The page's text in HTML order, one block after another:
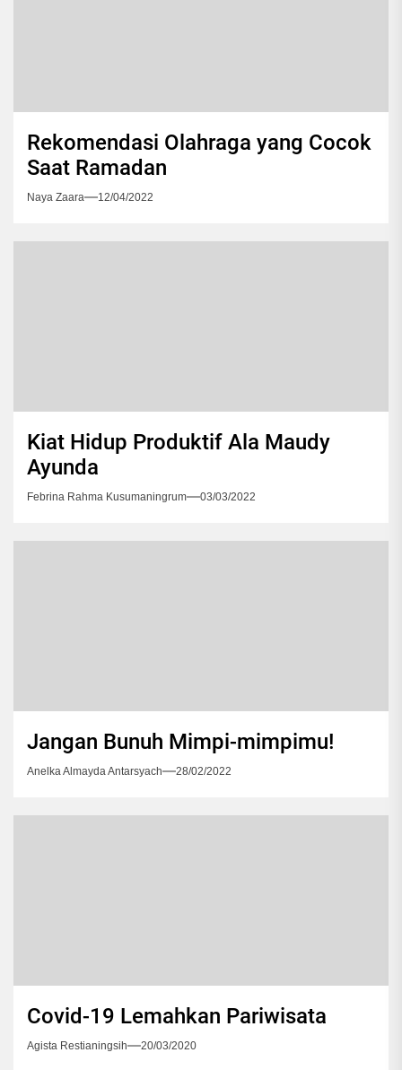
Rekomendasi Olahraga yang Cocok
Saat Ramadan
Naya Zaara 12/04/2022
Kiat Hidup Produktif Ala Maudy
Ayunda
Febrina Rahma Kusumaningrum 03/03/2022
Jangan Bunuh Mimpi-mimpimu!
Anelka Almayda Antarsyach 28/02/2022
Covid-19 Lemahkan Pariwisata
Agista Restianingsih 20/03/2020